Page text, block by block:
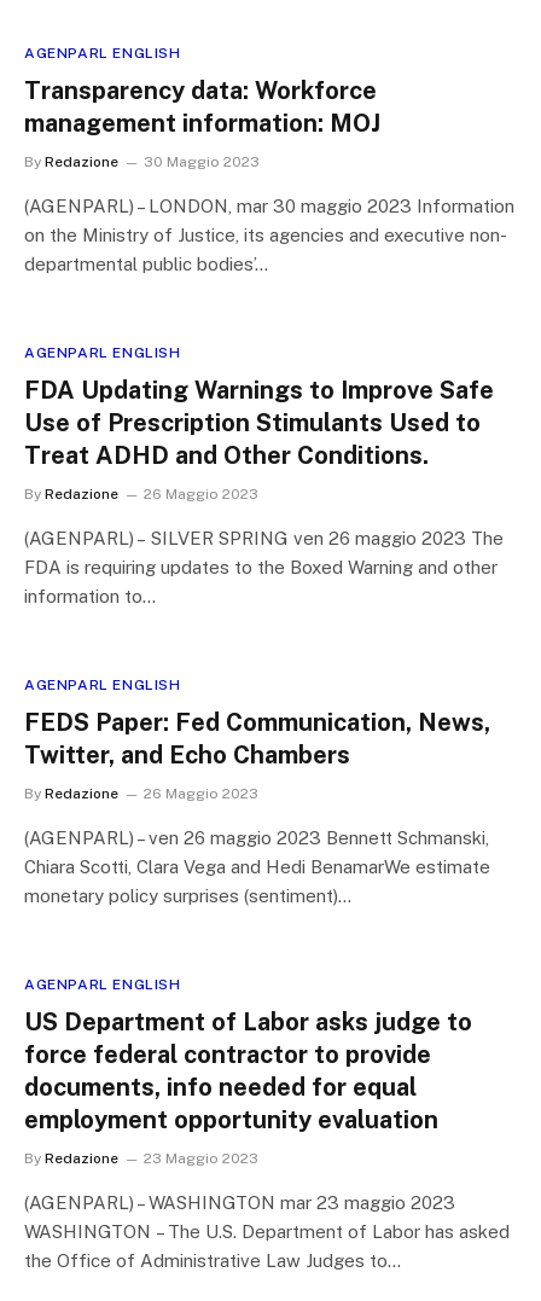
AGENPARL ENGLISH
Transparency data: Workforce
management information: MOJ
By Redazione 30 Maggio 2023
(AGENPARL) – LONDON, mar 30 maggio 2023 Information
on the Ministry of Justice, its agencies and executive non-
departmental public bodies’…
AGENPARL ENGLISH
FDA Updating Warnings to Improve Safe
Use of Prescription Stimulants Used to
Treat ADHD and Other Conditions.
By Redazione 26 Maggio 2023
(AGENPARL) – SILVER SPRING ven 26 maggio 2023 The
FDA is requiring updates to the Boxed Warning and other
information to…
AGENPARL ENGLISH
FEDS Paper: Fed Communication, News,
Twitter, and Echo Chambers
By Redazione 26 Maggio 2023
(AGENPARL) – ven 26 maggio 2023 Bennett Schmanski,
Chiara Scotti, Clara Vega and Hedi BenamarWe estimate
monetary policy surprises (sentiment)…
AGENPARL ENGLISH
US Department of Labor asks judge to
force federal contractor to provide
documents, info needed for equal
employment opportunity evaluation
By Redazione 23 Maggio 2023
(AGENPARL) – WASHINGTON mar 23 maggio 2023
WASHINGTON – The U.S. Department of Labor has asked
the Office of Administrative Law Judges to…